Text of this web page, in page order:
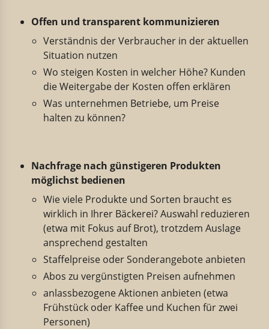
Offen und transparent kommunizieren
Verständnis der Verbraucher in der aktuellen
Situation nutzen
Wo steigen Kosten in welcher Höhe? Kunden
die Weitergabe der Kosten offen erklären
Was unternehmen Betriebe, um Preise
halten zu können?
Nachfrage nach günstigeren Produkten
möglichst bedienen
Wie viele Produkte und Sorten braucht es
wirklich in Ihrer Bäckerei? Auswahl reduzieren
(etwa mit Fokus auf Brot), trotzdem Auslage
ansprechend gestalten
Staffelpreise oder Sonderangebote anbieten
Abos zu vergünstigten Preisen aufnehmen
anlassbezogene Aktionen anbieten (etwa
Frühstück oder Kaffee und Kuchen für zwei
Personen)